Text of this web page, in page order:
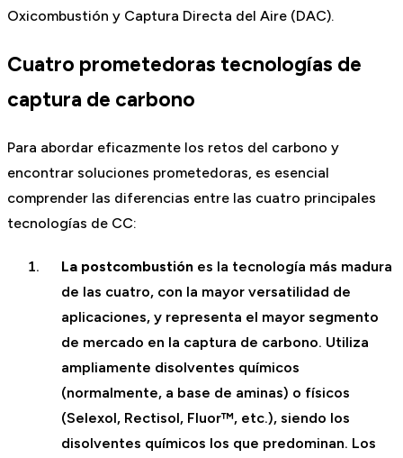
Oxicombustión y Captura Directa del Aire (DAC).
Cuatro prometedoras tecnologías de
captura de carbono
Para abordar eficazmente los retos del carbono y
encontrar soluciones prometedoras, es esencial
comprender las diferencias entre las cuatro principales
tecnologías de CC:
La postcombustión es la tecnología más madura
de las cuatro, con la mayor versatilidad de
aplicaciones, y representa el mayor segmento
de mercado en la captura de carbono. Utiliza
ampliamente disolventes químicos
(normalmente, a base de aminas) o físicos
(Selexol, Rectisol, Fluor™, etc.), siendo los
disolventes químicos los que predominan. Los